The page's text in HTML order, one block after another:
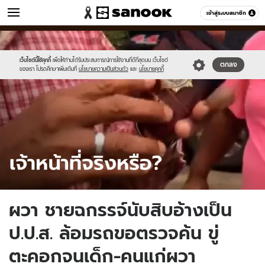
เข้าสู่ระบบสมาชิก
ข่าว หมวดอื่นๆ
เว็บไซต์นี้ใช้คุกกี้ เพื่อให้ท่านได้รับประสบการณ์การใช้งานที่ดีที่สุดบน เว็บไซต์
ของเรา โปรดศึกษาเพิ่มเติมที่ นโยบายความเป็นส่วนตัว และ นโยบายคุกกี้
ตกลง
Sanook
//s.isanook.com/sr/0/images/logo-
new-
sanook.png
600
60
//s.isanook.com/ns/0/ud/1713/8565014/ri.jpg
ผวา ชายฉกรรจ์นับสิบอ้างเป็น
ป.ป.ส. ล้อมรถขอตรวจค้น ขู่
ตะคอกจนเด็ก-คนแก่ผวา